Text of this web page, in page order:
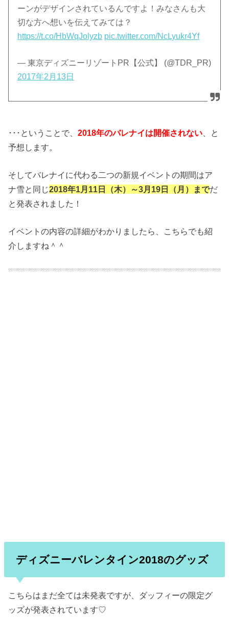
ーンがデザインされているんですよ！みなさんも大
切な方へ想いを伝えてみては？
https://t.co/HbWqJolyzb pic.twitter.com/NcLyukr4Yf
— 東京ディズニーリゾートPR【公式】 (@TDR_PR)
2017年2月13日
･･･ということで、2018年のバレナイは開催されない 、と
予想します。
そしてバレナイに代わる二つの新規イベントの期間はア
ナ雪と同じ2018年1月11日（木）～3月19日（月）までだ
と発表されました！
イベントの内容の詳細がわかりましたら、こちらでも紹
介しますね＾＾
ディズニーバレンタイン2018のグッズ
こちらはまだ全ては未発表ですが、ダッフィーの限定グ
ッズが発表されています♡